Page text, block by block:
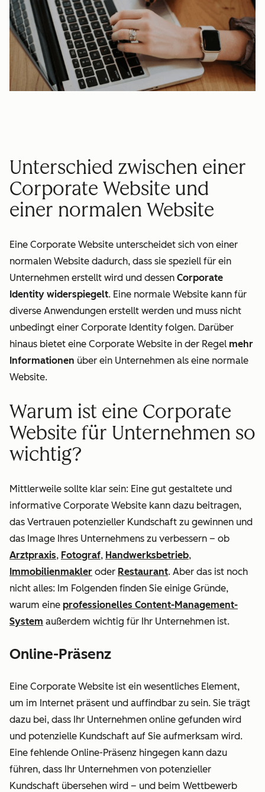
Unterschied zwischen einer
Corporate Website und
einer normalen Website
Eine Corporate Website unterscheidet sich von einer
normalen Website dadurch, dass sie speziell für ein
Unternehmen erstellt wird und dessen Corporate
Identity widerspiegelt. Eine normale Website kann für
diverse Anwendungen erstellt werden und muss nicht
unbedingt einer Corporate Identity folgen. Darüber
hinaus bietet eine Corporate Website in der Regel mehr
Informationen über ein Unternehmen als eine normale
Website.
Warum ist eine Corporate
Website für Unternehmen so
wichtig?
Mittlerweile sollte klar sein: Eine gut gestaltete und
informative Corporate Website kann dazu beitragen,
das Vertrauen potenzieller Kundschaft zu gewinnen und
das Image Ihres Unternehmens zu verbessern – ob
Arztpraxis, Fotograf, Handwerksbetrieb,
Immobilienmakler oder Restaurant. Aber das ist noch
nicht alles: Im Folgenden finden Sie einige Gründe,
warum eine professionelles Content-Management-
System außerdem wichtig für Ihr Unternehmen ist.
Online-Präsenz
Eine Corporate Website ist ein wesentliches Element,
um im Internet präsent und auffindbar zu sein. Sie trägt
dazu bei, dass Ihr Unternehmen online gefunden wird
und potenzielle Kundschaft auf Sie aufmerksam wird.
Eine fehlende Online-Präsenz hingegen kann dazu
führen, dass Ihr Unternehmen von potenzieller
Kundschaft übersehen wird – und beim Wettbewerb